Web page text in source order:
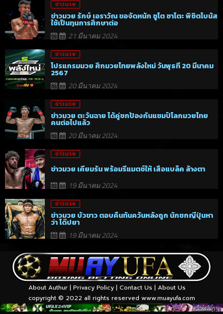
ข่าวมวย
ข่าวมวย รักษ์ เอราวัณ ขอจัดหนัก ชูโต ซาโตะ พิชิตโบนัส
ใช้เป็นทุนการศึกษาต่อ
21 มีนาคม 2024
ข่าวมวย
โปรแกรมมวย ศึกมวยไทยพลังใหม่ วันพุธที่ 20 มีนาคม
2567
20 มีนาคม 2024
ข่าวมวย
ข่าวมวย ตะวันฉาย ได้คู่ชกป้องกันแชมป์โลกมวยไทย
คนต่อไปแล้ว
20 มีนาคม 2024
ข่าวมวย
ข่าวมวย เคียมรัน พร้อมรีแมตช์ให้ เสือแบล็ค ล้างตา
19 มีนาคม 2024
ข่าวมวย
ข่าวมวย บัวขาว ตอบคืนทันควันหลังถูก นักชกญี่ปุ่นหา
ว่า โด๊ปยา
19 มีนาคม 2024
About Authur| Privacy Policy| Contact Us | About Us
copyright © 2022 all rights reserved www.muayufa.com